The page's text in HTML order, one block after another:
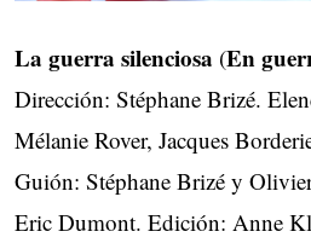
La guerra silenciosa (En
Dirección: Stéphane Brizé.
Mélanie Rover, Jacques
Guión: Stéphane Brizé y
Eric Dumont. Edición: Anne